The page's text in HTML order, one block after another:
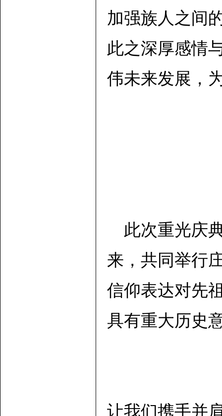
加强族人之间
此之深厚感情
伟未来发展，
此次重光庆
来，共同举行
信仰表达对先
具有重大历史
让我们携手并